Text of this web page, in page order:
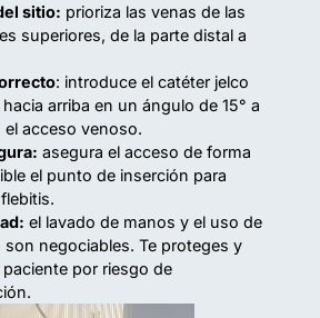
sitio: prioriza las venas de las
superiores, de la parte distal a
: introduce el catéter jelco
arriba en un ángulo de 15° a
el acceso venoso.
asegura el acceso de forma
el punto de inserción para
el lavado de manos y el uso de
negociables. Te proteges y
por riesgo de